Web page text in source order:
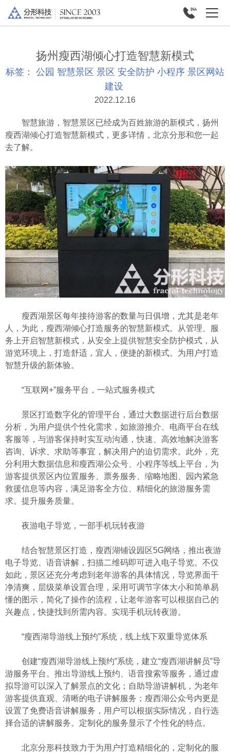
扬州瘦西湖倾心打造智慧新模式
标签： 公园 智慧景区 景区 安全防护 小程序 景区网站
建设
2022.12.16
智慧旅游，智慧景区已经成为百姓旅游的新模式，扬州
瘦西湖倾心打造智慧新模式，更多详情，北京分形和您一起
去了解。
瘦西湖景区每年接待游客的数量与日俱增，尤其是老年
人，为此，瘦西湖倾心打造服务的智慧新模式。从管理、服
务上开启智慧新模式，从安全上提供智慧安全防护模式，从
游览环境上，打造舒适，宜人，便捷的新模式。为用户打造
智慧升级的新体验。
“互联网+”服务平台，一站式服务模式
景区打造数字化的管理平台，通过大数据进行后台数据
分析，为用户提供个性化需求，如旅游推介、电商平台在线
客服等，与游客保持时实互动沟通，快速、高效地解决游客
咨询、诉求、求助等事宜，解决用户的迫切需求。此外，充
分利用大数据信息和瘦西湖公众号、小程序等线上平台，为
游客提供景区内位置服务、票务服务、缩略地图、园内紧急
救援信息等内容，满足游客全方位、精细化的旅游服务需
求。提升服务质量。
夜游电子导览，一部手机玩转夜游
结合智慧景区打造，瘦西湖铺设园区5G网络，推出夜游
电子导览、语音讲解，扫描二维码即可进入电子导览。不仅
如此，景区还充分考虑到老年游客的具体情况，导览界面干
净清爽，层级菜单设置合理，采用可调节字体大小和简单易
懂的图示，简化了操作的流程，让老年游客可以根据自己的
兴趣点，快捷找到所需内容。实现手机玩转夜游。
“瘦西湖导游线上预约”系统，线上线下双重导览体系
创建“瘦西湖导游线上预约”系统，建立“瘦西湖讲解员”导
游服务平台。推出导游线上预约、语音搜索等服务，通过虚
拟导游可以深入了解景点的文化；自助导游讲解机，为老年
游客提供直观、清晰的电子讲解服务；瘦西湖公众号内更是
设置了免费语音讲解服务，用户可以根据实际情况，自行选
择合适的讲解服务。定制化的服务显示了个性化的特点。
北京分形科技致力于为用户打造精细化的，定制化的服